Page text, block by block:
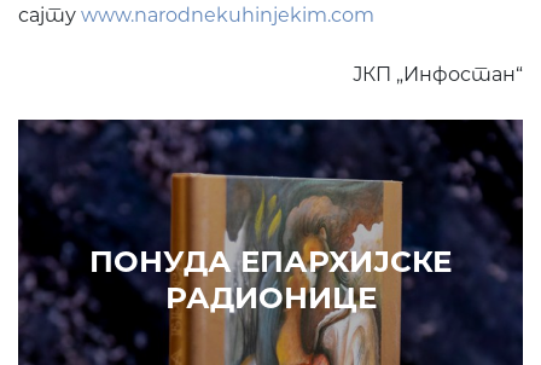
сајту www.narodnekuhinjekim.com
ЈКП „Инфостан“
ПОНУДА ЕПАРХИЈСКЕ
РАДИОНИЦЕ
КУПИТЕ
Prethodni
ИЗДВАЈАМО АРХИВА
7. ЈУН 2010. САОПШТЕЊА
Eпископ Атанасије: Кратак одговор Жељку Жугићу –
Которанину, а уствари Епископу Артемију